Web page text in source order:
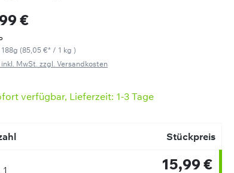
€
188g (85,05 €* / 1 kg )
MwSt. zzgl. Versandkosten
verfügbar, Lieferzeit: 1-3 Tage
Stückpreis
1 15,99 €